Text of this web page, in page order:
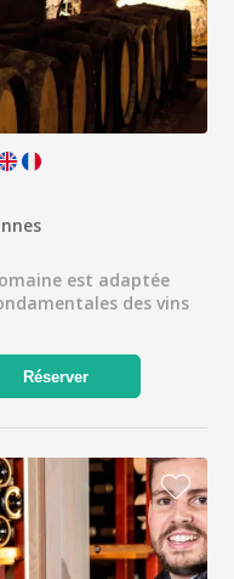
est adaptée
des vins
Réserver